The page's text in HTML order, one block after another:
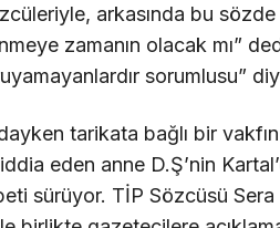
arkasında bu sözde
zamanın olacak mı”
sorumlusu”
tarikata bağlı bir
iddia eden anne D.Ş’nin
sürüyor. TİP Sözcüsü